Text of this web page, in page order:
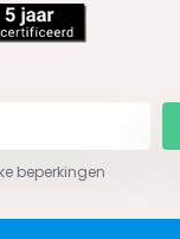
beperkingen